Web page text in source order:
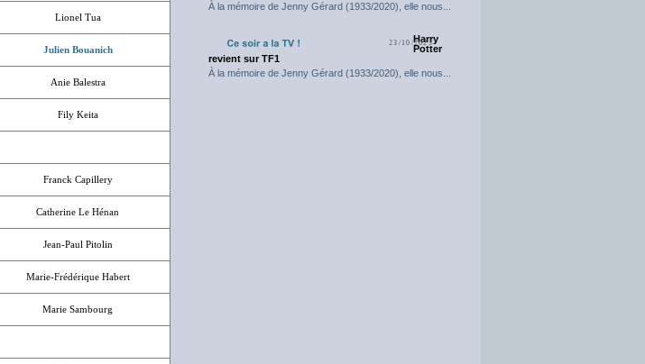
Lionel Tua
Julien Bouanich
Anie Balestra
Fily Keita
Franck Capillery
Catherine Le Hénan
Jean-Paul Pitolin
Marie-Frédérique Habert
Marie Sambourg
À la mémoire de Jenny Gérard (1933/2020), elle nous...
23/10/2023
Harry
Potter
revient sur TF1
À la mémoire de Jenny Gérard (1933/2020), elle nous...